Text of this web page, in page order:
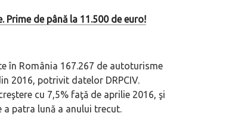
Prime de până la 11.500 de euro!
în România 167.267 de autoturisme
2016, potrivit datelor DRPCIV.
cu 7,5% faţă de aprilie 2016, şi
patra lună a anului trecut.
numele Hennessey
Unul pertinent, de
Prima sportivă cu motor central a
de noua ediție limitată Lamborghini
60° Hommage